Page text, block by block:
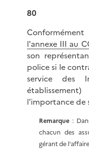
80
l'annexe III au
son
police si le
service des
l'importance de
Remarque:
chacun des
gérant de